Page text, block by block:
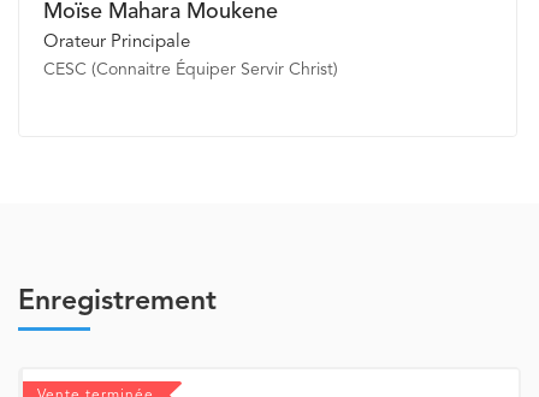
Moïse Mahara Moukene
Orateur Principale
CESC (Connaitre Équiper Servir Christ)
Enregistrement